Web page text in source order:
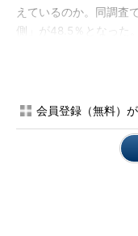
えているのか。同調査
側」が48.5％となった
会員登録（無料）